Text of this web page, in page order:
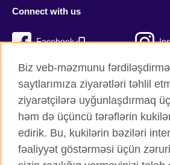
Connect with us
Facebook
Twitter
British Council qlobal
Biz veb-məzmunu
saytlarımıza ziyarətləri təhlil
ziyarətçilərə uyğunlaşdırmaq
həm də üçüncü tərəflərin
edirik. Bu, kukilərin bəziləri
fəaliyyət göstərməsi üçün